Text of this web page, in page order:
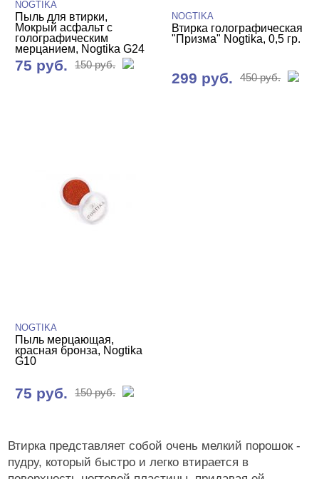
NOGTIKA
Пыль для втирки,
Мокрый асфальт с
голографическим
мерцанием, Nogtika G24
75 руб. 150 руб.
NOGTIKA
Втирка голографическая
"Призма" Nogtika, 0,5 гр.
299 руб. 450 руб.
NOGTIKA
Пыль мерцающая,
красная бронза, Nogtika
G10
75 руб. 150 руб.
Втирка представляет собой очень мелкий порошок -
пудру, который быстро и легко втирается в